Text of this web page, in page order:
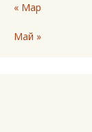
« Мар
Май »